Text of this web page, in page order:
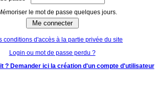
le mot de passe quelques jours.
conditions d'accès à la partie privée du site
Login ou mot de passe perdu ?
? Demander ici la création d'un compte d'utilisateur